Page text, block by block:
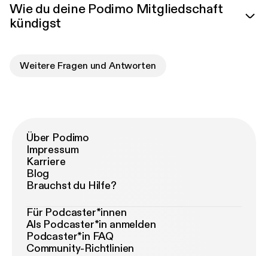
Wie du deine Podimo Mitgliedschaft
kündigst
Weitere Fragen und Antworten
Über Podimo
Impressum
Karriere
Blog
Brauchst du Hilfe?
Für Podcaster*innen
Als Podcaster*in anmelden
Podcaster*in FAQ
Community-Richtlinien